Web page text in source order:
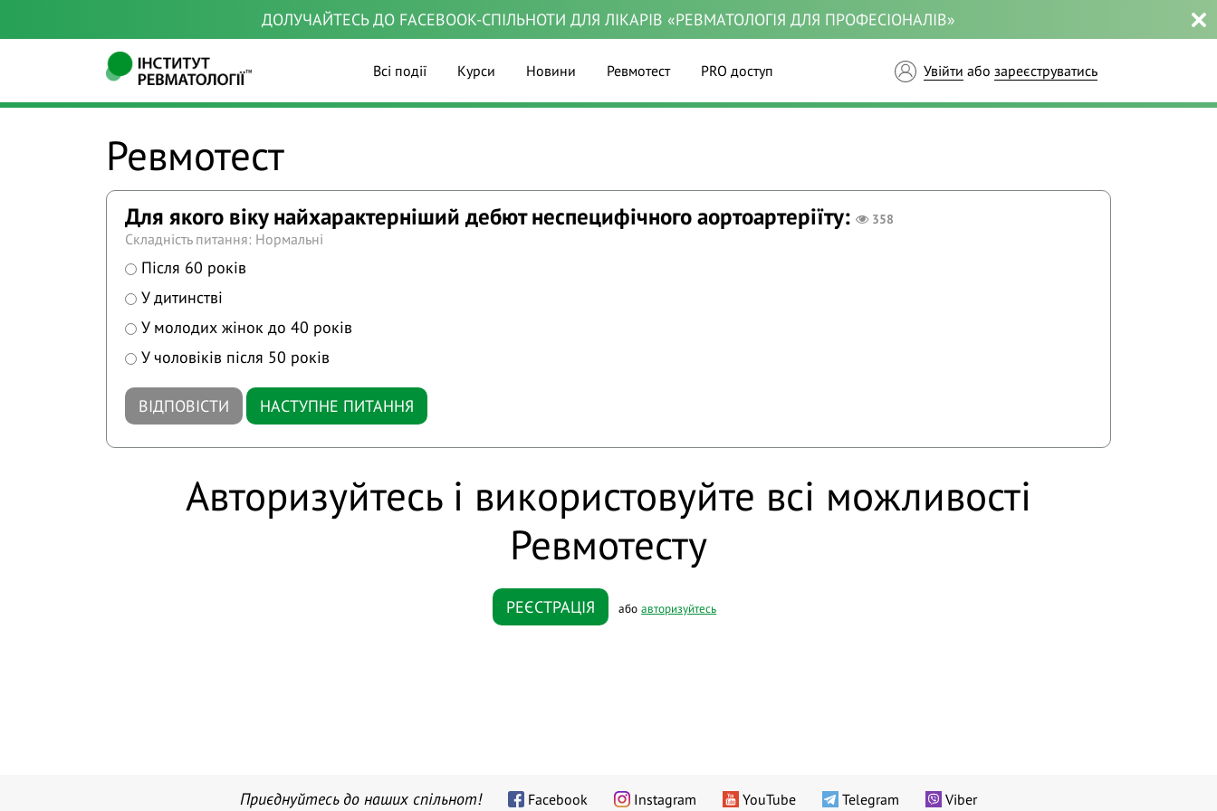
ДОЛУЧАЙТЕСЬ ДО FACEBOOK-СПІЛЬНОТИ ДЛЯ ЛІКАРІВ «РЕВМАТОЛОГІЯ ДЛЯ ПРОФЕСІОНАЛІВ»
Всі події Курси Новини Ревмотест PRO доступ Увійти або зареєструватись
Ревмотест
Для якого віку найхарактерніший дебют неспецифічного аортоартеріїту: 358
Складність питання: Нормальні
Після 60 років
У дитинстві
У молодих жінок до 40 років
У чоловіків після 50 років
ВІДПОВІСТИ НАСТУПНЕ ПИТАННЯ
Авторизуйтесь і використовуйте всі можливості
Ревмотесту
РЕЄСТРАЦІЯ абоавторизуйтесь
Приєднуйтесь до наших спільнот! Facebook Instagram YouTube Telegram Viber